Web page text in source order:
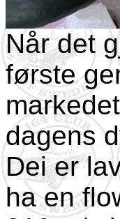
Når det
første
dagens
Dei er
ha en